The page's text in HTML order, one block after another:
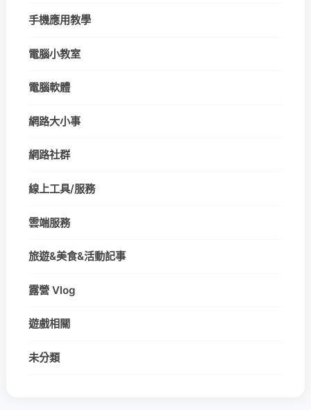
手機應用教學
電腦小教室
電腦軟體
網路大小事
網路社群
線上工具/服務
雲端服務
旅遊&美食&活動記事
露營 Vlog
遊戲相關
未分類